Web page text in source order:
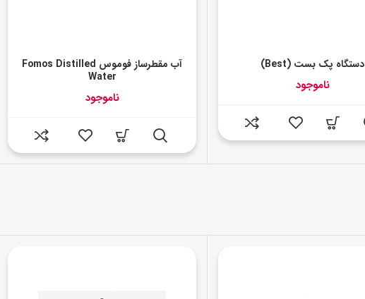
دستگاه پک بست (Best)
ناموجود
آب مقطرساز فوموس Fomos Distilled
Water
ناموجود